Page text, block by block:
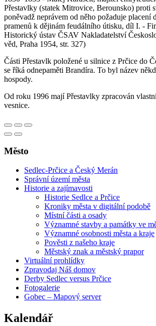
Přestavlky (statek Mitrovice, Berounsko) proti
poněvadž neprávem od něho požaduje placení
pramenů k dějinám feudálního útisku, díl I. -
Historický ústav ČSAV Nakladatelství
věd, Praha 1954, str. 327)
Části Přestavlk položené u silnice z Prčice do
se říká odnepaměti Brandíra. To byl název
hospody.
Od roku 1996 mají Přestavlky zpracován
vesnice.
Město
Sedlec-Prčice a Český Merán
Správní území města
Historie a zajímavosti
Historie Sedlce a Prčice
Kroniky města v digitální podobě
Místní části a osady
Významné stavby a památky ve
Významné osobnosti města a kraje
Pověsti z našeho kraje
Městský znak a městský prapor
Virtuální prohlídky
Zpravodaj Náš domov
Derby Sedlec versus Prčice
Fotogalerie
Gobec – Mapový server
Kalendář